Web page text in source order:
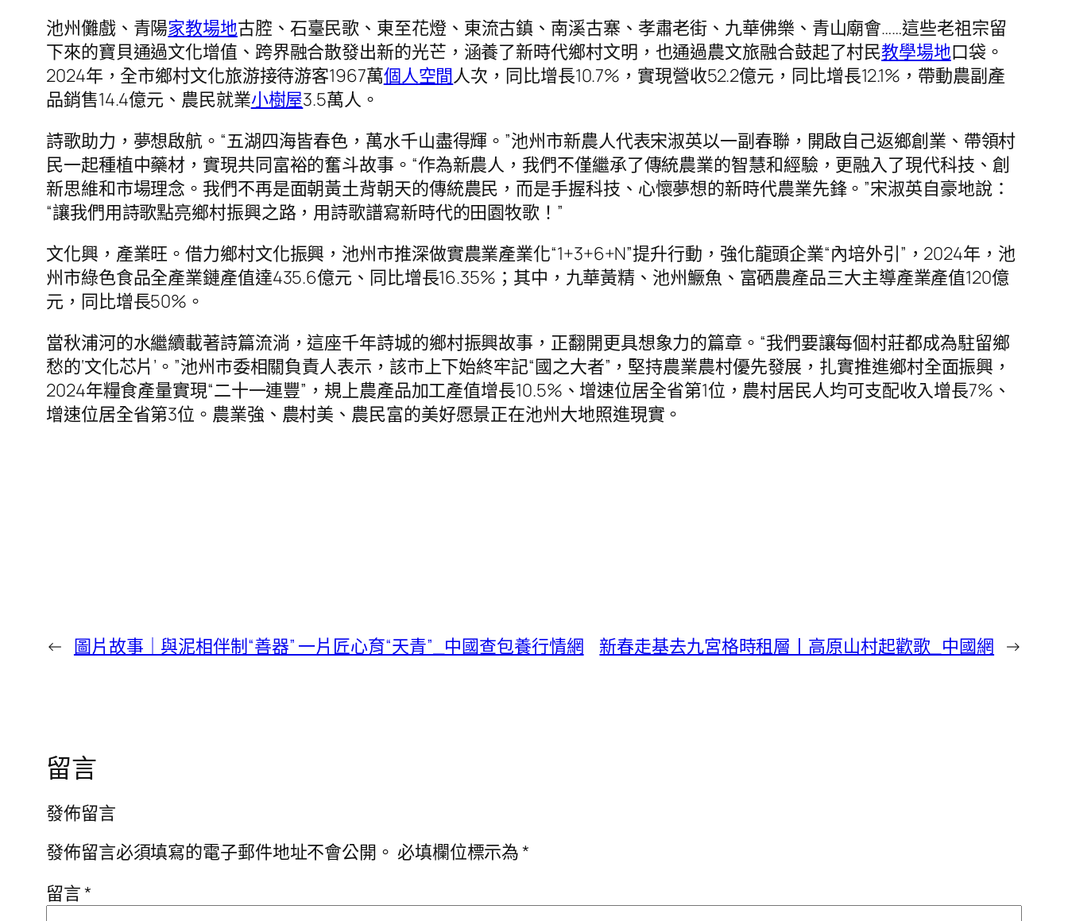
池州儺戲、青陽家教場地古腔、石臺民歌、東至花燈、東流古鎮、南溪古寨、孝肅老街、九華佛樂、青山廟會……這些老祖宗留
下來的寶貝通過文化增值、跨界融合散發出新的光芒，涵養了新時代鄉村文明，也通過農文旅融合鼓起了村民教學場地口袋。
2024年，全市鄉村文化旅游接待游客1967萬個人空間人次，同比增長10.7%，實現營收52.2億元，同比增長12.1%，帶動農副產
品銷售14.4億元、農民就業小樹屋3.5萬人。
詩歌助力，夢想啟航。“五湖四海皆春色，萬水千山盡得輝。”池州市新農人代表宋淑英以一副春聯，開啟自己返鄉創業、帶領村
民一起種植中藥材，實現共同富裕的奮斗故事。“作為新農人，我們不僅繼承了傳統農業的智慧和經驗，更融入了現代科技、創
新思維和市場理念。我們不再是面朝黃土背朝天的傳統農民，而是手握科技、心懷夢想的新時代農業先鋒。”宋淑英自豪地說：
“讓我們用詩歌點亮鄉村振興之路，用詩歌譜寫新時代的田園牧歌！”
文化興，產業旺。借力鄉村文化振興，池州市推深做實農業產業化“1+3+6+N”提升行動，強化龍頭企業“內培外引”，2024年，池
州市綠色食品全產業鏈產值達435.6億元、同比增長16.35%；其中，九華黃精、池州鱖魚、富硒農產品三大主導產業產值120億
元，同比增長50%。
當秋浦河的水繼續載著詩篇流淌，這座千年詩城的鄉村振興故事，正翻開更具想象力的篇章。“我們要讓每個村莊都成為駐留鄉
愁的‘文化芯片’。”池州市委相關負責人表示，該市上下始終牢記“國之大者”，堅持農業農村優先發展，扎實推進鄉村全面振興，
2024年糧食產量實現“二十一連豐”，規上農產品加工產值增長10.5%、增速位居全省第1位，農村居民人均可支配收入增長7%、
增速位居全省第3位。農業強、農村美、農民富的美好愿景正在池州大地照進現實。
← 圖片故事｜與泥相伴制“善器” 一片匠心育“天青”_中國查包養行情網 新春走基去九宮格時租層丨高原山村起歡歌_中國網 →
留言
發佈留言
發佈留言必須填寫的電子郵件地址不會公開。 必填欄位標示為*
留言*